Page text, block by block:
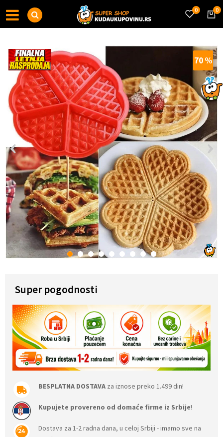
0
0
1 2 3 4 5 6 7 8 9
70%
Super pogodnosti
BESPLATNA DOSTAVA za iznose preko 1.499 din!
Kupujete provereno od domaće firme iz Srbije!
Dostava za 1-2 radna dana, u celoj Srbiji - imamo sve na